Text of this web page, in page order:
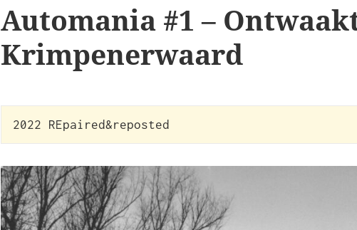
Automania #1 –
Krimpenerwaard
2022 REpaired&reposted